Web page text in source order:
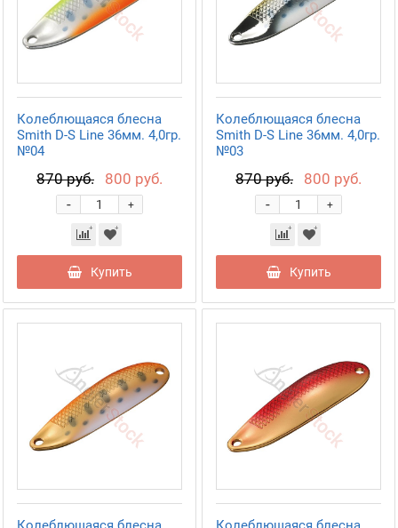
Колеблющаяся блесна
Smith D-S Line 36мм. 4,0гр.
№04
870 руб. 800 руб.
+
-
Купить
Колеблющаяся блесна
Smith D-S Line 36мм. 4,0гр.
№03
870 руб. 800 руб.
+
-
Купить